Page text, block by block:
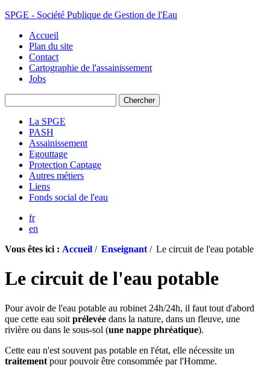
SPGE - Société Publique de Gestion de l'Eau
Accueil
Plan du site
Contact
Cartographie de l'assainissement
Jobs
La SPGE
PASH
Assainissement
Egouttage
Protection Captage
Autres métiers
Liens
Fonds social de l'eau
fr
en
Vous êtes ici : Accueil / Enseignant / Le circuit de l'eau potable
Le circuit de l'eau potable
Pour avoir de l'eau potable au robinet 24h/24h, il faut tout d'abord
que cette eau soit prélevée dans la nature, dans un fleuve, une
rivière ou dans le sous-sol (une nappe phréatique).
Cette eau n'est souvent pas potable en l'état, elle nécessite un
traitement pour pouvoir être consommée par l'Homme.